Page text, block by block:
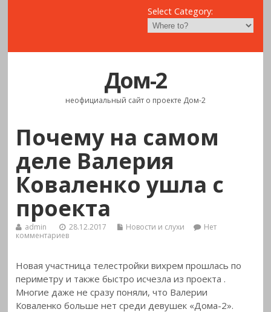
Select Category:
Дом-2
неофициальный сайт о проекте Дом-2
Почему на самом
деле Валерия
Коваленко ушла с
проекта
admin 28.12.2017 Новости и слухи
Нет
комментариев
Новая участница телестройки вихрем прошлась по
периметру и также быстро исчезла из проекта .
Многие даже не сразу поняли, что Валерии
Коваленко больше нет среди девушек «Дома-2».